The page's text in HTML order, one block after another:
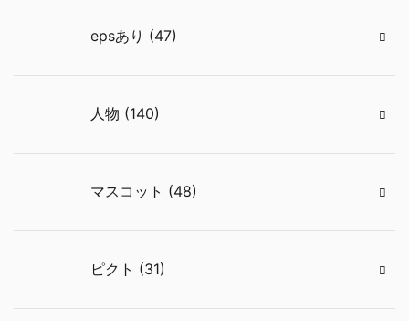
epsあり (47)
人物 (140)
マスコット (48)
ピクト (31)